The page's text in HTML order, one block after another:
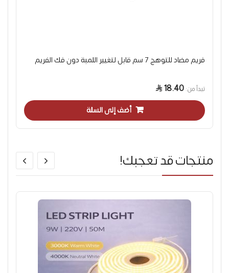
فريم مضاد للتوهج 7 سم قابل لتغيير اللمبة دون فك الفريم
تبدأ من 18.40
أضف إلى السلة
منتجات قد تعجبك!